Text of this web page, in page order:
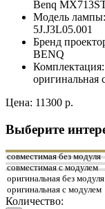
Benq
Модель лампы:
5J.J3L05.001
Бренд
BENQ
Комплектация:
оригинальная
Цена: 11300 р.
Выберите
совместимая без модуля
совместимая с модулем
оригинальная без модуля
оригинальная с модулем
Количество: